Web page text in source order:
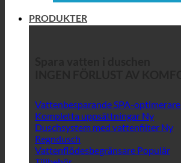
PRODUKTER
Vattenbesparande SPA-optimerare
Kompletta uppsättningar
Duschsystem med vattenfilter
Regndusch
Vattenflödesbegränsare